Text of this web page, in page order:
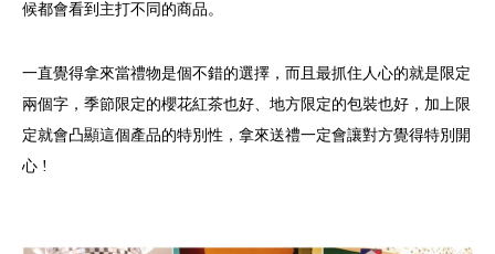
候都會看到主打不同的商品。
一直覺得拿來當禮物是個不錯的選擇，而且最抓住人心的就是限定
兩個字，季節限定的櫻花紅茶也好、地方限定的包裝也好，加上限
定就會凸顯這個產品的特別性，拿來送禮一定會讓對方覺得特別開
心 !